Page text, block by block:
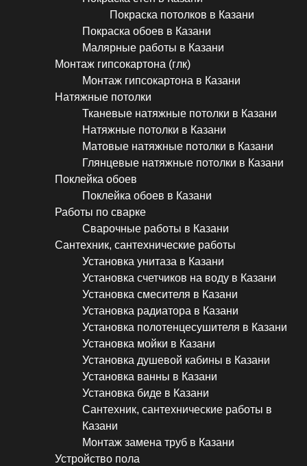
Покраска потолков в Казани
Покраска обоев в Казани
Малярные работы в Казани
Монтаж гипсокартона (глк)
Монтаж гипсокартона в Казани
Натяжные потолки
Тканевые натяжные потолки в Казани
Натяжные потолки в Казани
Матовые натяжные потолки в Казани
Глянцевые натяжные потолки в Казани
Поклейка обоев
Поклейка обоев в Казани
Работы по сварке
Сварочные работы в Казани
Сантехник, сантехнические работы
Установка унитаза в Казани
Установка счетчиков на воду в Казани
Установка смесителя в Казани
Установка радиатора в Казани
Установка полотенцесушителя в Казани
Установка мойки в Казани
Установка душевой кабины в Казани
Установка ванны в Казани
Установка биде в Казани
Сантехник, сантехнические работы в
Казани
Монтаж замена труб в Казани
Устройство пола